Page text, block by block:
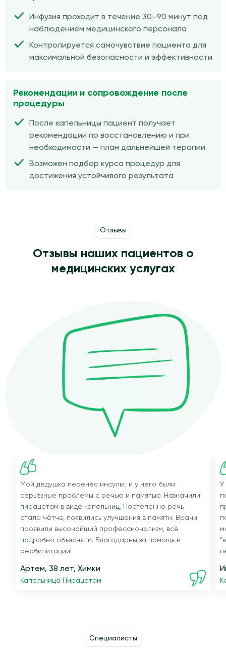
Инфузия проходит в течение 30–90 минут под
наблюдением медицинского персонала
Контролируется самочувствие пациента для
максимальной безопасности и эффективности
Рекомендации и сопровождение после
процедуры
После капельницы пациент получает
рекомендации по восстановлению и при
необходимости — план дальнейшей терапии
Возможен подбор курса процедур для
достижения устойчивого результата
Отзывы
Отзывы наших пациентов о
медицинских услугах
Мой дедушка перенёс инсульт, и у него были
серьёзные проблемы с речью и памятью. Назначили
пирацетам в виде капельниц. Постепенно речь
стала чётче, появились улучшения в памяти. Врачи
проявили высочайший профессионализм, всё
подробно объясняли. Благодарны за помощь в
реабилитации!
Артем, 38 лет, Химки
Капельница Пирацетам
У
Специалисты